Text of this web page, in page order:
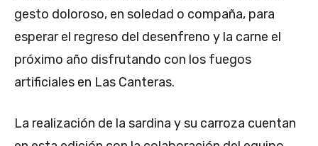
gesto doloroso, en soledad o compaña, para
esperar el regreso del desenfreno y la carne el
próximo año disfrutando con los fuegos
artificiales en Las Canteras.
La realización de la sardina y su carroza cuentan